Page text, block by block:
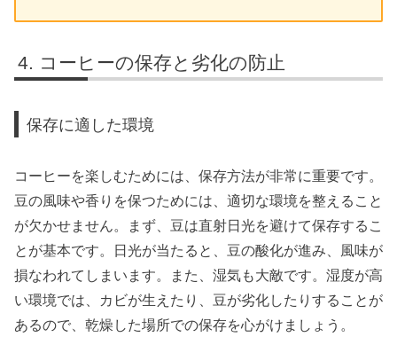
コーヒーの保存と劣化の防止
保存に適した環境
コーヒーを楽しむためには、保存方法が非常に重要です。
豆の風味や香りを保つためには、適切な環境を整えること
が欠かせません。まず、豆は直射日光を避けて保存するこ
とが基本です。日光が当たると、豆の酸化が進み、風味が
損なわれてしまいます。また、湿気も大敵です。湿度が高
い環境では、カビが生えたり、豆が劣化したりすることが
あるので、乾燥した場所での保存を心がけましょう。